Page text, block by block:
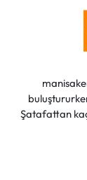
Şatafattan